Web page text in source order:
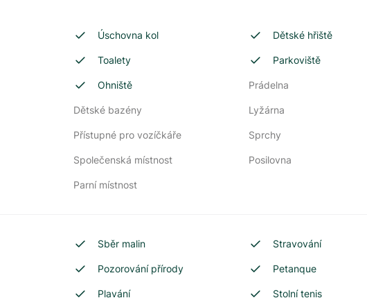
Úschovna kol Dětské hřiště
Toalety Parkoviště
Ohniště Prádelna
Dětské bazény Lyžárna
Přístupné pro vozíčkáře Sprchy
Společenská místnost Posilovna
Parní místnost
Sběr malin Stravování
Pozorování přírody Petanque
Plavání Stolní tenis